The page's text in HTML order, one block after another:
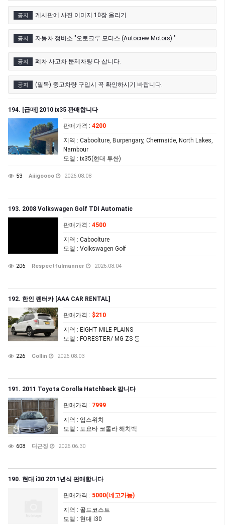
공지 게시판에 사진 이미지 10장 올리기
공지 자동차 정비소 "오토크루 모터스 (Autocrew Motors) "
공지 폐차 사고차 문제차량 다 삽니다.
공지 (필독) 중고차량 구입시 꼭 확인하시기 바랍니다.
194. [급매] 2010 ix35 판매합니다
판매가격 : 4200
지역 : Caboolture, Burpengary, Chermside, North Lakes,
Nambour
모델 : ix35(현대 투싼)
53 Aiiigoooo 2026.08.08
193. 2008 Volkswagen Golf TDI Automatic
판매가격 : 4500
지역 : Caboolture
모델 : Volkswagen Golf
206 Respectfulmanner 2026.08.04
192. 한인 렌터카 [AAA CAR RENTAL]
판매가격 : $210
지역 : EIGHT MILE PLAINS
모델 : FORESTER/ MG ZS 등
226 Collin 2026.08.03
191. 2011 Toyota Corolla Hatchback 팝니다
판매가격 : 7999
지역 : 입스위치
모델 : 도요타 코롤라 해치백
608 디근징 2026.06.30
190. 현대 i30 2011년식 판매합니다
판매가격 : 5000(네고가능)
지역 : 골드코스트
모델 : 현대 i30